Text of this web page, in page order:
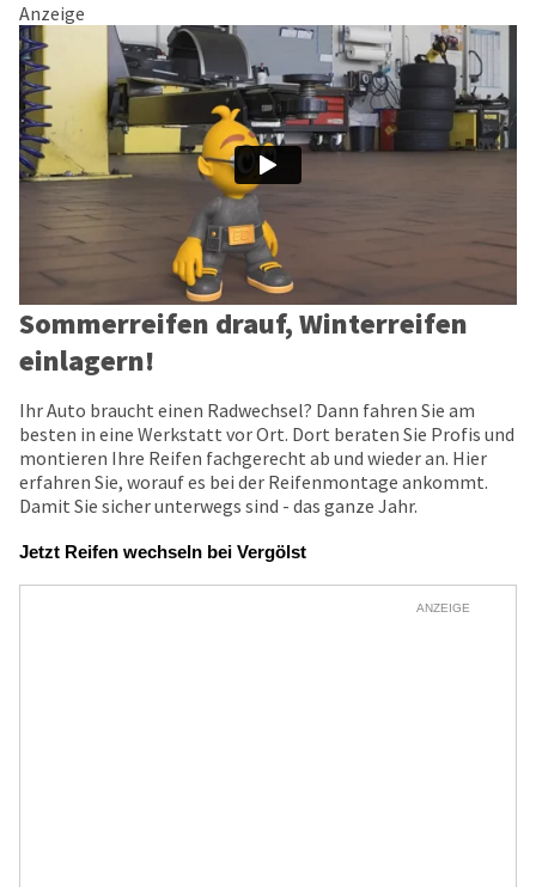
Anzeige
Sommerreifen drauf, Winterreifen
einlagern!
Ihr Auto braucht einen Radwechsel? Dann fahren Sie am
besten in eine Werkstatt vor Ort. Dort beraten Sie Profis und
montieren Ihre Reifen fachgerecht ab und wieder an. Hier
erfahren Sie, worauf es bei der Reifenmontage ankommt.
Damit Sie sicher unterwegs sind - das ganze Jahr.
Jetzt Reifen wechseln bei Vergölst
ANZEIGE